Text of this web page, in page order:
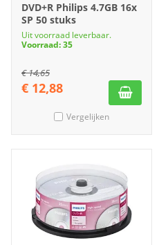
DVD+R Philips 4.7GB 16x
SP 50 stuks
Uit voorraad leverbaar.
Voorraad: 35
€14,65
€ 12,88
Vergelijken